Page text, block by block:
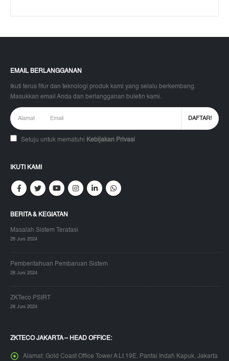
EMAIL BERLANGGANAN
Ikuti terus fitur dan teknologi produk kami yang selalu berkembang.
Masukkan email Anda dan berlangganan buletin kami.
Setuju untuk mematuhi Kebijakan Privasi
IKUTI KAMI
BERITA & KEGIATAN
Masalah Sistem Teratasi
28 Juni 2024
Pemberitahuan Pembaruan Sistem
28 Juni 2024
ZKTeco PSIRT
28 Juni 2024
ZKTECO JAKARTA – HEAD OFFICE:
Alamat: Gold Coast Office Tower A Lt.19E, Pantai Indah Kapuk, Jakarta